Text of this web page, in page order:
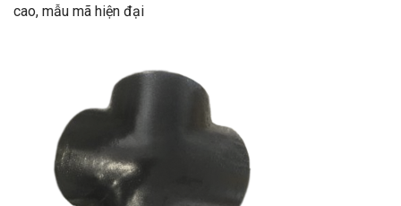
cao, mẫu mã hiện đại